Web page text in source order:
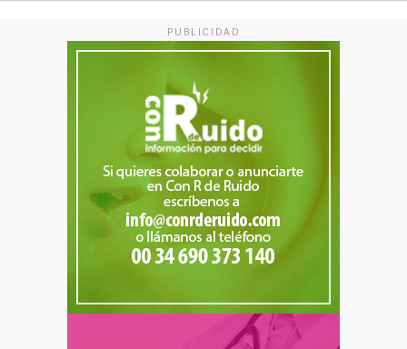
PUBLICIDAD